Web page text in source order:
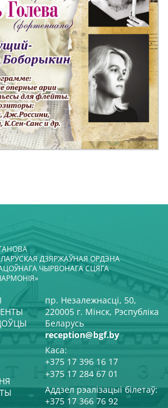
ДЗЯРЖАЎНАЯ ОРДЭНА
ЧЫРВОНАГА СЦЯГА
пр. Незалежнасці, 50,
220005 г. Мінск, Рэспубліка
Беларусь
reception@bgf.by
Каса:
+375 17 396 16 17
+375 17 284 67 01
Аддзел рэалізацыі білетаў:
+375 17 366 76 92